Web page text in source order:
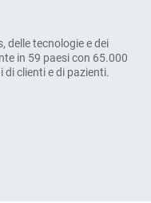
delle tecnologie e dei
in 59 paesi con 65.000
di clienti e di pazienti.